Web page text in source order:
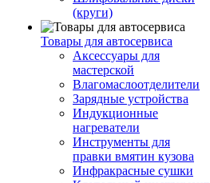
(круги)
Товары для автосервиса
Аксессуары для
мастерской
Влагомаслоотделители
Зарядные устройства
Индукционные
нагреватели
Инструменты для
правки вмятин кузова
Инфракрасные сушки